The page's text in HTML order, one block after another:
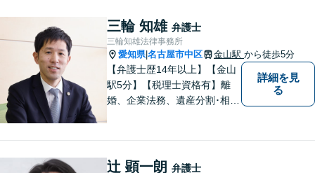
ます。誰にも話せず抱えてき
た不安を、どうぞお聞かせく
ださい。【電話・WEB相談も
対応可能】
三輪 知雄 弁護士
三輪知雄法律事務所
愛知県|名古屋市中区 金山駅 から徒歩5分
【弁護士歴14年以上】【金山
駅5分】【税理士資格有】離
婚、企業法務、遺産分割･相続
解決。【公式LINE】連絡も便
詳細を見
る
辻 顕一朗 弁護士